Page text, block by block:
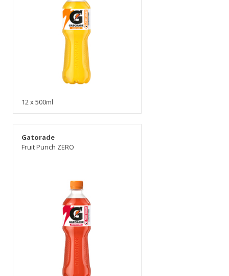
12 x 500ml
Gatorade
Fruit Punch ZERO